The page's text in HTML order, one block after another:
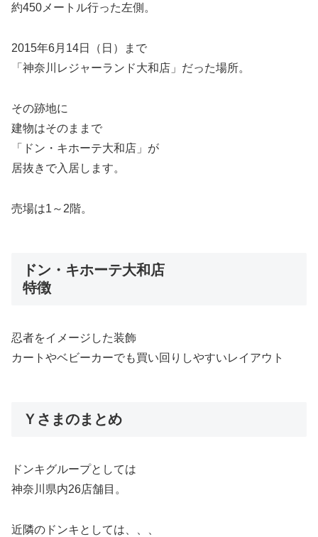
約450メートル行った左側。
2015年6月14日（日）まで
「神奈川レジャーランド大和店」だった場所。
その跡地に
建物はそのままで
「ドン・キホーテ大和店」が
居抜きで入居します。
売場は1～2階。
ドン・キホーテ大和店
特徴
忍者をイメージした装飾
カートやベビーカーでも買い回りしやすいレイアウト
Ｙさまのまとめ
ドンキグループとしては
神奈川県内26店舗目。
近隣のドンキとしては、、、